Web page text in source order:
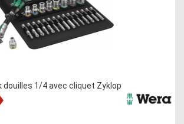
douilles 1/4 avec cliquet Zyklop